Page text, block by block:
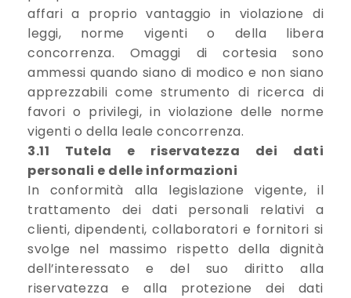
affari a proprio vantaggio in violazione di
leggi, norme vigenti o della libera
concorrenza. Omaggi di cortesia sono
ammessi quando siano di modico e non siano
apprezzabili come strumento di ricerca di
favori o privilegi, in violazione delle norme
vigenti o della leale concorrenza.
3.11 Tutela e riservatezza dei dati
personali e delle informazioni
In conformità alla legislazione vigente, il
trattamento dei dati personali relativi a
clienti, dipendenti, collaboratori e fornitori si
svolge nel massimo rispetto della dignità
dell’interessato e del suo diritto alla
riservatezza e alla protezione dei dati